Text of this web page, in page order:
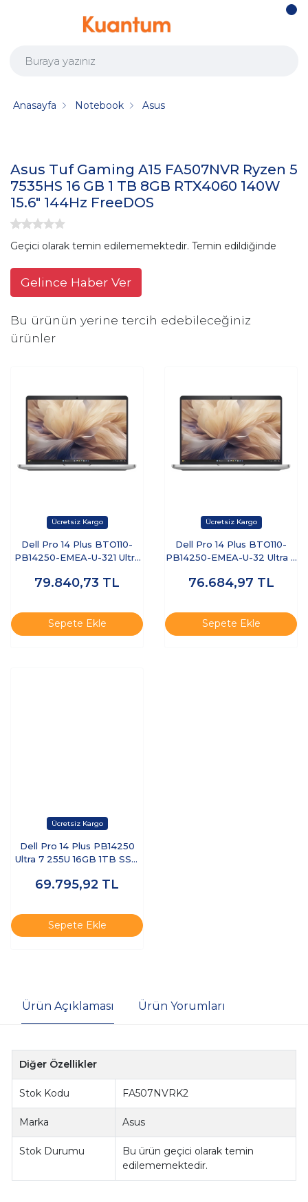
Anasayfa Notebook Asus
Asus Tuf Gaming A15 FA507NVR Ryzen 5
7535HS 16 GB 1 TB 8GB RTX4060 140W
15.6" 144Hz FreeDOS
Geçici olarak temin edilememektedir. Temin edildiğinde
Gelince Haber Ver
Bu ürünün yerine tercih edebileceğiniz
ürünler
Dell Pro 14 Plus BTO110-
PB14250-EMEA-U-321 Ultra
Free Dos Dizüstü Bilgisayar
79.840,73 TL
Sepete Ekle
Dell Pro 14 Plus BTO110-
PB14250-EMEA-U-32 Ultra 7
Ubuntu Dizüstü Bilgisayar
76.684,97 TL
Sepete Ekle
Dell Pro 14 Plus PB14250
Ultra 7 255U 16GB 1TB SSD
PB14250-UBU
69.795,92 TL
Sepete Ekle
Ürün Açıklaması Ürün Yorumları
Diğer Özellikler
Stok Kodu FA507NVRK2
Marka Asus
Stok Durumu
Bu ürün geçici olarak temin
edilememektedir.